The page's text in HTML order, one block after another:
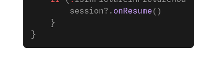
        session?.
onResume ()
    }
}